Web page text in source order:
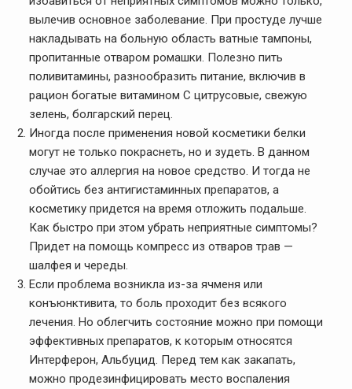
вылечив основное заболевание. При простуде лучше
накладывать на больную область ватные тампоны,
пропитанные отваром ромашки. Полезно пить
поливитамины, разнообразить питание, включив в
рацион богатые витамином С цитрусовые, свежую
зелень, болгарский перец.
Иногда после применения новой косметики белки
могут не только покраснеть, но и зудеть. В данном
случае это аллергия на новое средство. И тогда не
обойтись без антигистаминных препаратов, а
косметику придется на время отложить подальше.
Как быстро при этом убрать неприятные симптомы?
Придет на помощь компресс из отваров трав —
шалфея и череды.
Если проблема возникла из-за ячменя или
конъюнктивита, то боль проходит без всякого
лечения. Но облегчить состояние можно при помощи
эффективных препаратов, к которым относятся
Интерферон, Альбуцид. Перед тем как закапать,
можно продезинфицировать место воспаления